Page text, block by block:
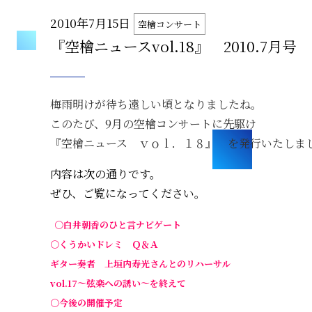
2010年7月15日 空檜コンサート
『空檜ニュースvol.18』 2010.7月号
梅雨明けが待ち遠しい頃となりましたね。
このたび、9月の空檜コンサートに先駆け
『空檜ニュース ｖｏｌ．１８』 を発行いたしま
内容は次の通りです。
ぜひ、ご覧になってください。
○白井朝香のひと言ナビゲート
○くうかいドレミ Ｑ＆Ａ
ギター奏者 上垣内寿光さんとのリハーサル
vol.17～弦楽への誘い～を終えて
○今後の開催予定